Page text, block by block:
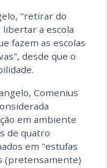
"retirar do
libertar a escola
fazem as escolas
desde que o
Comenius
em ambiente
de quatro
em "estufas
(pretensamente)